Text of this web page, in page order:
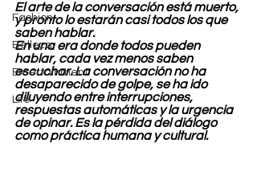
Fashion
Belleza
Entertainment
Life
El arte de la conversación está muerto,
y pronto lo estarán casi todos los que
saben hablar.
En una era donde todos pueden
hablar, cada vez menos saben
escuchar. La conversación no ha
desaparecido de golpe, se ha ido
diluyendo entre interrupciones,
respuestas automáticas y la urgencia
de opinar. Es la pérdida del diálogo
como práctica humana y cultural.